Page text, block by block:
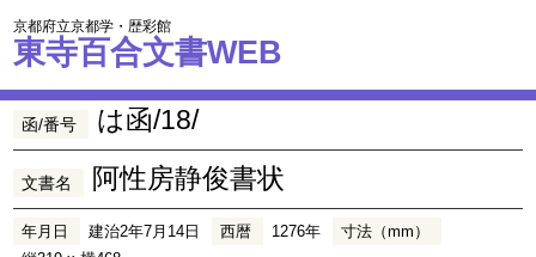
京都府立京都学・歴彩館
東寺百合文書WEB
函/番号 は函/18/
文書名 阿性房静俊書状
年月日 建治2年7月14日 西暦 1276年
寸法（mm）